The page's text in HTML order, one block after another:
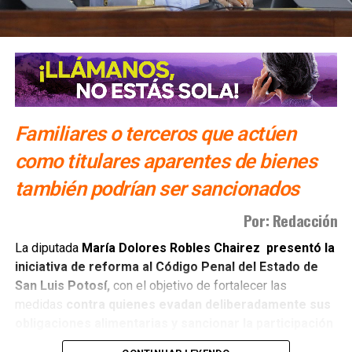
Familiares o terceros que actúen
como titulares aparentes de bienes
también podrían ser sancionados
Por: Redacción
La diputada María Dolores Robles Chairez presentó la
iniciativa de reforma al Código Penal del Estado de
San Luis Potosí, con el objetivo de fortalecer las
medidas
contra quienes evadan deliberadamente sus
de terceras personasque colaboren para impedir su